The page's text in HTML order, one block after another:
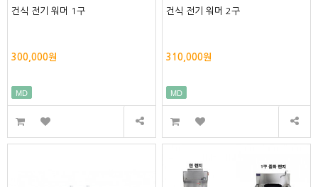
건식 전기 워머 1구
300,000원
MD
건식 전기 워머 2구
310,000원
MD